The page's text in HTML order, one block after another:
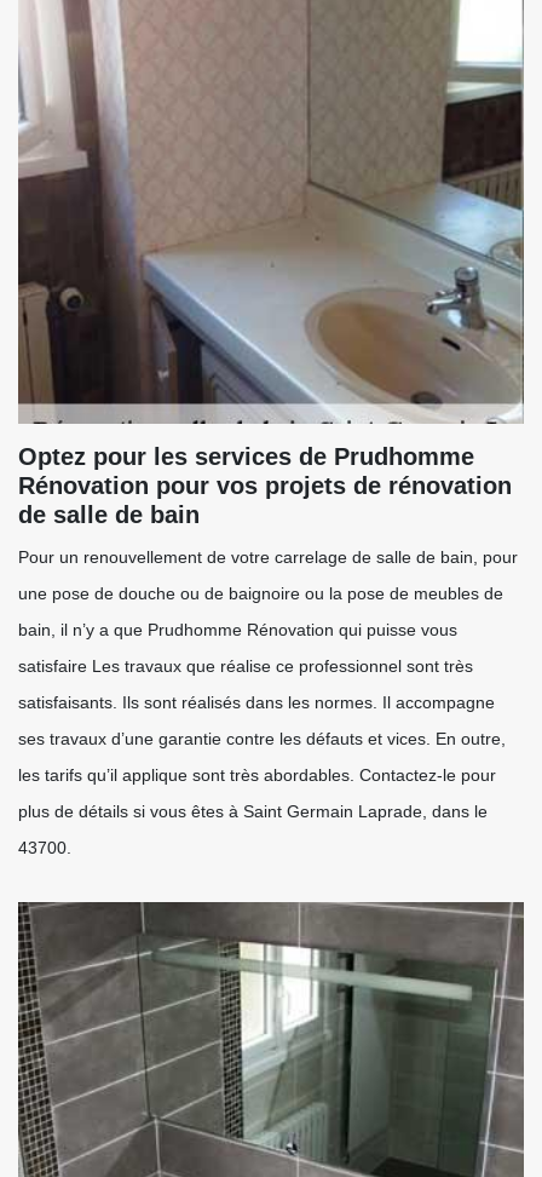
Optez pour les services de Prudhomme
Rénovation pour vos projets de rénovation
de salle de bain
Pour un renouvellement de votre carrelage de salle de bain, pour
une pose de douche ou de baignoire ou la pose de meubles de
bain, il n’y a que Prudhomme Rénovation qui puisse vous
satisfaire Les travaux que réalise ce professionnel sont très
satisfaisants. Ils sont réalisés dans les normes. Il accompagne
ses travaux d’une garantie contre les défauts et vices. En outre,
les tarifs qu’il applique sont très abordables. Contactez-le pour
plus de détails si vous êtes à Saint Germain Laprade, dans le
43700.